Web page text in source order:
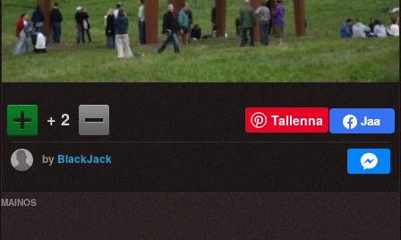
+ 2 Tallenna
by BlackJack
MAINOS